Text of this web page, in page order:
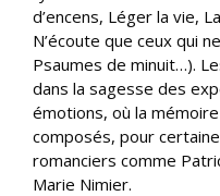
d’encens, Léger la vie,
N’écoute que ceux qui
Psaumes de minuit…).
dans la sagesse des
émotions, où la
composés, pour
romanciers comme
Marie Nimier.